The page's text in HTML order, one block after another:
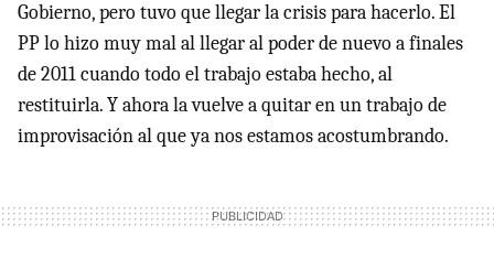
Gobierno, pero tuvo que llegar la crisis para hacerlo. El
PP lo hizo muy mal al llegar al poder de nuevo a finales
de 2011 cuando todo el trabajo estaba hecho, al
restituirla. Y ahora la vuelve a quitar en un trabajo de
improvisación al que ya nos estamos acostumbrando.